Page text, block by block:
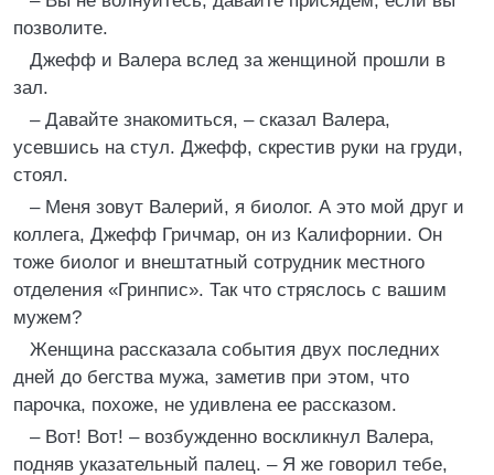
позволите.
Джефф и Валера вслед за женщиной прошли в
зал.
– Давайте знакомиться, – сказал Валера,
усевшись на стул. Джефф, скрестив руки на груди,
стоял.
– Меня зовут Валерий, я биолог. А это мой друг и
коллега, Джефф Гричмар, он из Калифорнии. Он
тоже биолог и внештатный сотрудник местного
отделения «Гринпис». Так что стряслось с вашим
мужем?
Женщина рассказала события двух последних
дней до бегства мужа, заметив при этом, что
парочка, похоже, не удивлена ее рассказом.
– Вот! Вот! – возбужденно воскликнул Валера,
подняв указательный палец. – Я же говорил тебе,